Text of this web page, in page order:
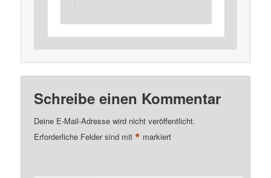
Schreibe einen Kommentar
Deine E-Mail-Adresse wird nicht veröffentlicht.
Erforderliche Felder sind mit* markiert